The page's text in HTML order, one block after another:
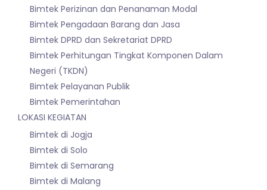
Bimtek Perizinan dan Penanaman Modal
Bimtek Pengadaan Barang dan Jasa
Bimtek DPRD dan Sekretariat DPRD
Bimtek Perhitungan Tingkat Komponen Dalam
Negeri (TKDN)
Bimtek Pelayanan Publik
Bimtek Pemerintahan
LOKASI KEGIATAN
Bimtek di Jogja
Bimtek di Solo
Bimtek di Semarang
Bimtek di Malang